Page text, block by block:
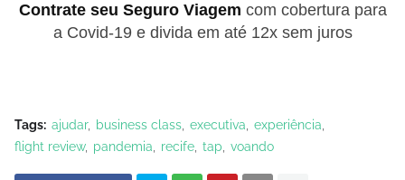
Contrate seu Seguro Viagem com cobertura para
a Covid-19 e divida em até 12x sem juros
Tags: ajudar business class executiva
experiência
flight review
pandemia recife tap voando